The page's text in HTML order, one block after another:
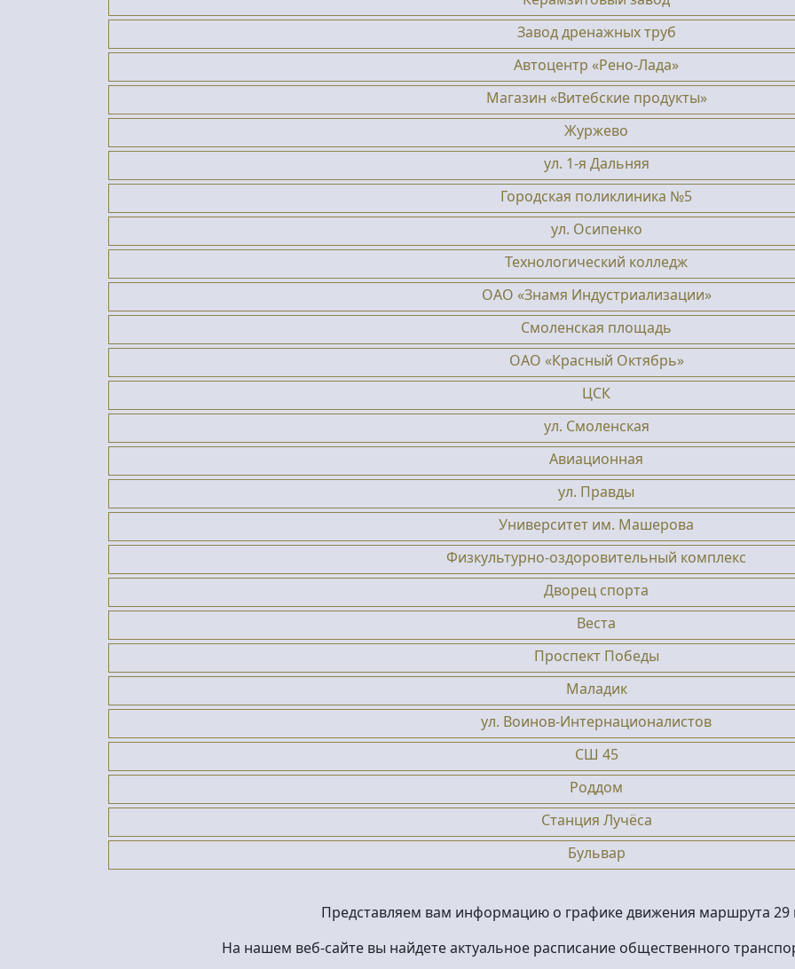
Завод дренажных труб
Автоцентр «Рено-Лада»
Магазин «Витебские продукты»
Журжево
ул. 1-я Дальняя
Городская поликлиника №5
ул. Осипенко
Технологический колледж
ОАО «Знамя Индустриализации»
Смоленская площадь
ОАО «Красный Октябрь»
ЦСК
ул. Смоленская
Авиационная
ул. Правды
Университет им. Машерова
Физкультурно-оздоровительный комплекс
Дворец спорта
Веста
Проспект Победы
Маладик
ул. Воинов-Интернационалистов
СШ 45
Роддом
Станция Лучёса
Бульвар
Представляем вам информацию о графике движения маршрута 29
На нашем веб-сайте вы найдете актуальное расписание общественного